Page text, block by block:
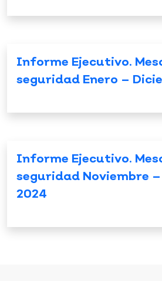
Informe Ejecutivo.
seguridad Enero –
Informe Ejecutivo.
seguridad Noviembre
2024